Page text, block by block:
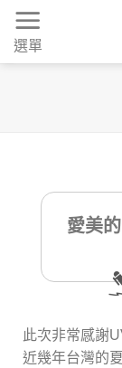
Skip
content
選單
愛美
此次非常感謝
近幾年台灣的